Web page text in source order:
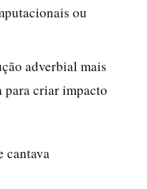
ou
adverbial mais
para criar impacto
cantava